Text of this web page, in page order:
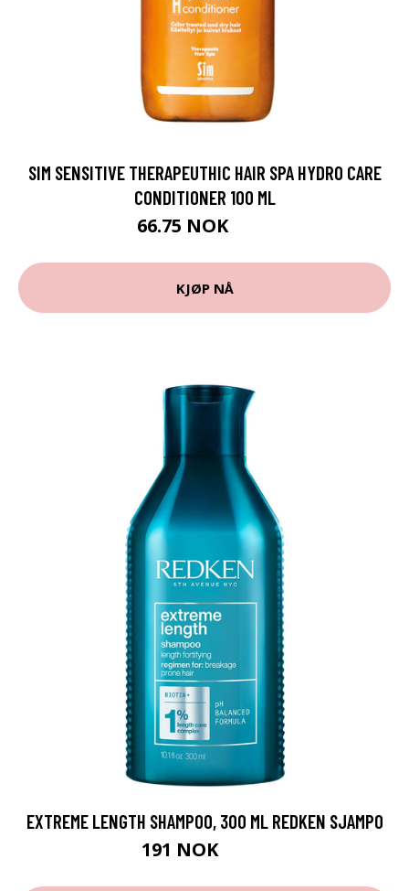
SIM SENSITIVE THERAPEUTHIC HAIR SPA HYDRO CARE
CONDITIONER 100 ML
66.75 NOK
KJØP NÅ
EXTREME LENGTH SHAMPOO, 300 ML REDKEN SJAMPO
191 NOK